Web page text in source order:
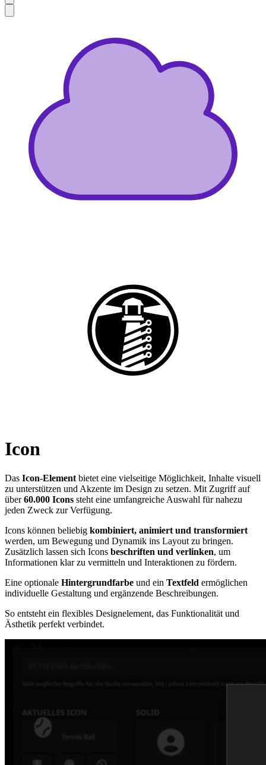
Icon
Das Icon-Element bietet eine vielseitige Möglichkeit, Inhalte visuell
zu unterstützen und Akzente im Design zu setzen. Mit Zugriff auf
über60.000 Icons steht eine umfangreiche Auswahl für nahezu
jeden Zweck zur Verfügung.
Icons können beliebig kombiniert, animiert und transformiert
werden, um Bewegung und Dynamik ins Layout zu bringen.
Zusätzlich lassen sich Icons beschriften und verlinken, um
Informationen klar zu vermitteln und Interaktionen zu fördern.
Eine optionale Hintergrundfarbe und ein Textfeld ermöglichen
individuelle Gestaltung und ergänzende Beschreibungen.
So entsteht ein flexibles Designelement, das Funktionalität und
Ästhetik perfekt verbindet.